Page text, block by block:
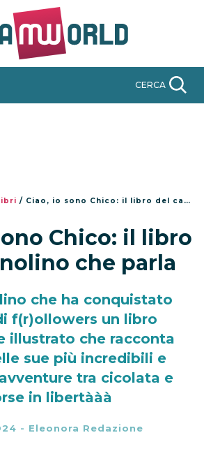
CERCA
/ Ciao, io sono Chico: il libro del cagnolino che parla
Chico: il libro
che parla
che ha conquistato
f(r)ollowers un libro
illustrato che racconta
sue più incredibili e
tra cicolata e
in libertààà
- Eleonora Redazione